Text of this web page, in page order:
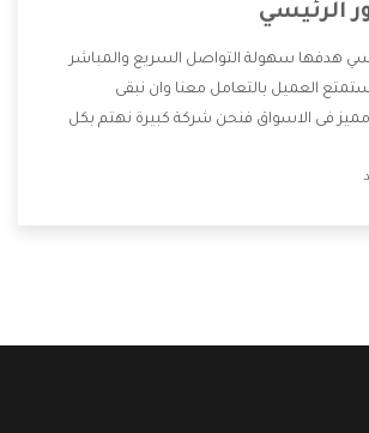
الرئيسي
هدفها سهولة التواصل السريع والمباشر
العميل بالتعامل معنا وان نبقى
فى الاسواق فنحن شركة كبيرة نهتم بكل
منها خدمة الصيانة التى تكون من أهم